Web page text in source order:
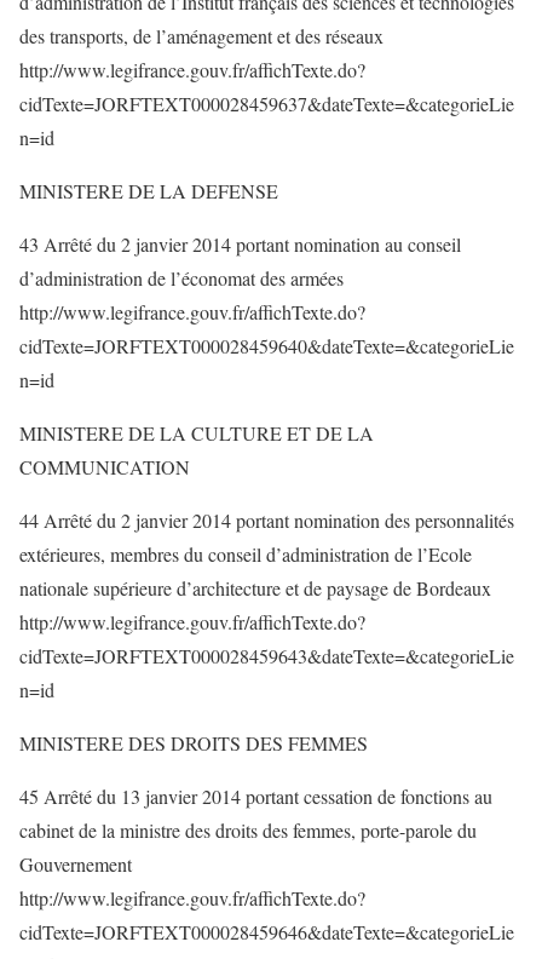
des transports, de l’aménagement et des réseaux
http://www.legifrance.gouv.fr/affichTexte.do?
cidTexte=JORFTEXT000028459637&dateTexte=&categorieLie
n=id
MINISTERE DE LA DEFENSE
43 Arrêté du 2 janvier 2014 portant nomination au conseil
d’administration de l’économat des armées
http://www.legifrance.gouv.fr/affichTexte.do?
cidTexte=JORFTEXT000028459640&dateTexte=&categorieLie
n=id
MINISTERE DE LA CULTURE ET DE LA
COMMUNICATION
44 Arrêté du 2 janvier 2014 portant nomination des personnalités
extérieures, membres du conseil d’administration de l’Ecole
nationale supérieure d’architecture et de paysage de Bordeaux
http://www.legifrance.gouv.fr/affichTexte.do?
cidTexte=JORFTEXT000028459643&dateTexte=&categorieLie
n=id
MINISTERE DES DROITS DES FEMMES
45 Arrêté du 13 janvier 2014 portant cessation de fonctions au
cabinet de la ministre des droits des femmes, porte-parole du
Gouvernement
http://www.legifrance.gouv.fr/affichTexte.do?
cidTexte=JORFTEXT000028459646&dateTexte=&categorieLie